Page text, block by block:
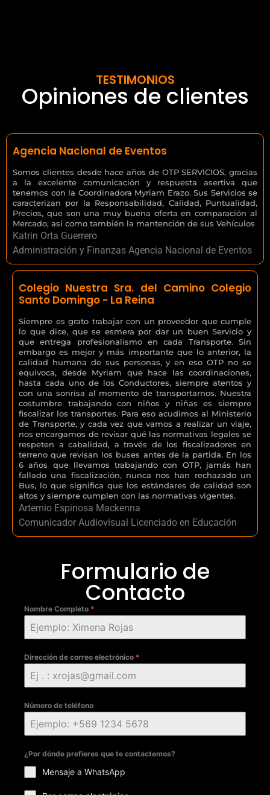
TESTIMONIOS
Opiniones de clientes
Agencia Nacional de Eventos
Somos clientes desde hace años de OTP SERVICIOS, gracias
a la excelente comunicación y respuesta asertiva que
tenemos con la Coordinadora Myriam Erazo. Sus Servicios se
caracterizan por la Responsabilidad, Calidad, Puntualidad,
Precios, que son una muy buena oferta en comparación al
Mercado, así como también la mantención de sus Vehículos
Katrin Orta Guerrero
Administración y Finanzas Agencia Nacional de Eventos
Colegio Nuestra Sra. del Camino Colegio
Santo Domingo - La Reina
Siempre es grato trabajar con un proveedor que cumple
lo que dice, que se esmera por dar un buen Servicio y
que entrega profesionalismo en cada Transporte. Sin
embargo es mejor y más importante que lo anterior, la
calidad humana de sus personas, y en eso OTP no se
equivoca, desde Myriam que hace las coordinaciones,
hasta cada uno de los Conductores, siempre atentos y
con una sonrisa al momento de transportarnos. Nuestra
costumbre trabajando con niños y niñas es siempre
fiscalizar los transportes. Para eso acudimos al Ministerio
de Transporte, y cada vez que vamos a realizar un viaje,
nos encargamos de revisar qué las normativas legales se
respeten a cabalidad, a través de los fiscalizadores en
terreno que revisan los buses antes de la partida. En los
6 años que llevamos trabajando con OTP, jamás han
fallado una fiscalización, nunca nos han rechazado un
Bus, lo que significa que los estándares de calidad son
altos y siempre cumplen con las normativas vigentes.
Artemio Espinosa Mackenna
Comunicador Audiovisual Licenciado en Educación
Formulario de
Contacto
Nombre Completo *
Dirección de correo electrónico *
Número de teléfono
¿Por dónde prefieres que te contactemos?
Mensaje a WhatsApp